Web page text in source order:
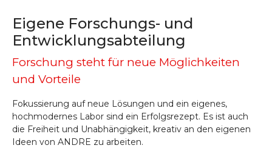
Eigene Forschungs- und
Entwicklungsabteilung
Forschung steht für neue Möglichkeiten
und Vorteile
Fokussierung auf neue Lösungen und ein eigenes,
hochmodernes Labor sind ein Erfolgsrezept. Es ist auch
die Freiheit und Unabhängigkeit, kreativ an den eigenen
Ideen von ANDRE zu arbeiten.